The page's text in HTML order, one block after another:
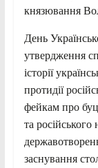
князювання
День
утвердження
історії
протидії
фейкам про
та російського
заснування